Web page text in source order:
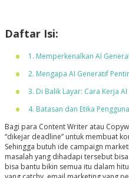
Daftar Isi:
1. Memperkenalkan AI
2. Mengapa AI Generatif
3. Di Balik Layar: Cara Kerja
4. Batasan dan Etika
Bagi para Content Writer atau
“dikejar deadline” untuk membuat
Sehingga butuh ide campaign
masalah yang dihadapi tersebut
bisa bantu bikin semua itu dalam